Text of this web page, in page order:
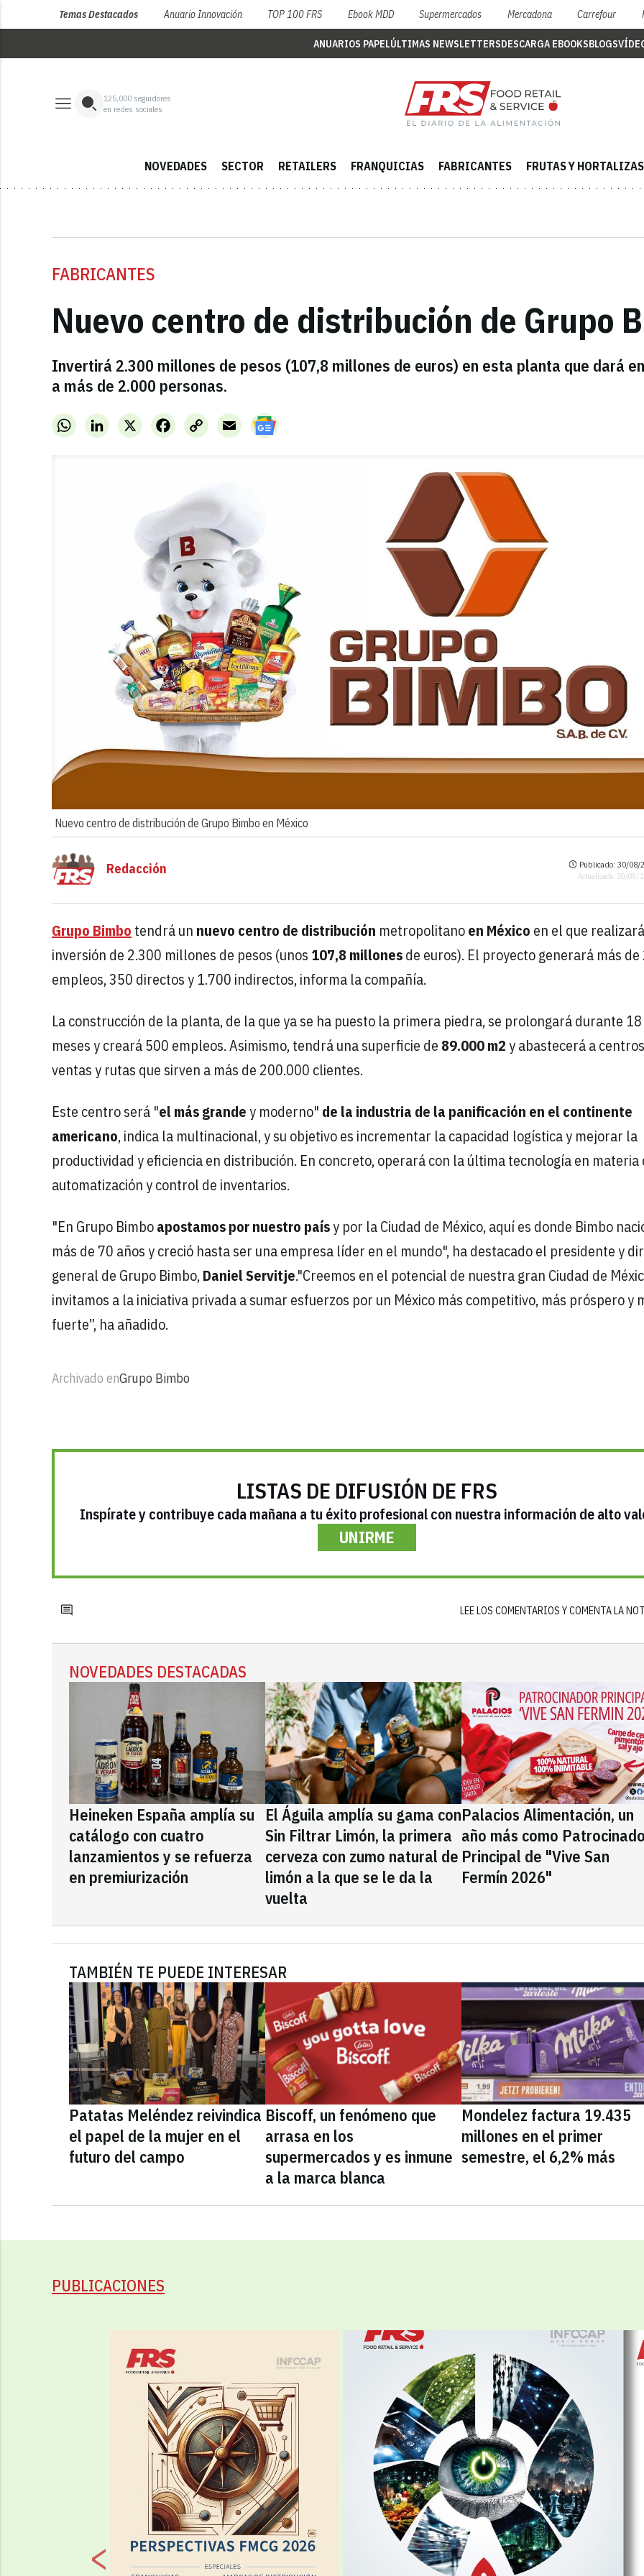
Temas Destacados Anuario Innovación TOP 100 FRS Ebook MDD Supermercados Mercadona Carrefour
ANUARIOS PAPELÚLTIMAS NEWSLETTERSDESCARGA EBOOKSBLOGS
125,000 seguidores
en redes sociales
NOVEDADES SECTOR RETAILERS FRANQUICIAS FABRICANTES FRUTAS Y HORTALIZAS
FABRICANTES
Nuevo centro de distribución de Grupo
Invertirá 2.300 millones de pesos (107,8 millones de euros) en esta planta que dará
a más de 2.000 personas.
WhatsAppLinkedInX FacebookCopy
Link
Email
Nuevo centro de distribución de Grupo Bimbo en México
Redacción Publicado: 30/08/
Actualizado: 30/08/
Grupo Bimbo tendrá un nuevo centro de distribución metropolitanoen México en el que
inversión de 2.300 millones de pesos (unos 107,8 millonesde euros). El proyecto generará más de
empleos, 350 directos y 1.700 indirectos, informa la compañía.
La construcción de la planta, de la que ya se ha puesto la primera piedra, se prolongará durante 18
meses y creará 500 empleos. Asimismo, tendrá una superficie de 89.000 m2y abastecerá a
ventas y rutas que sirven a más de 200.000 clientes.
Este centro será "el más grandey moderno" de la industria de la panificación en el continente
americano, indica la multinacional, y su objetivo es incrementar la capacidad logística y mejorar la
productividad y eficiencia en distribución. En concreto, operará con la última tecnología en materia
automatización y control de inventarios.
"En Grupo Bimboapostamos por nuestro paísy por la Ciudad de México, aquí es donde Bimbo
más de 70 años y creció hasta ser una empresa líder en el mundo", ha destacado el presidente y
general de Grupo Bimbo,Daniel Servitje."Creemos en el potencial de nuestra gran Ciudad de
invitamos a la iniciativa privada a sumar esfuerzos por un México más competitivo, más próspero y
fuerte”, ha añadido.
Archivado enGrupo Bimbo
LISTAS DE DIFUSIÓN DE FRS
Inspírate y contribuye cada mañana a tu éxito profesional con nuestra información de alto
UNIRME
LEE LOS COMENTARIOS Y COMENTA LA
NOVEDADES DESTACADAS
Heineken España amplía su
catálogo con cuatro
lanzamientos y se refuerza
en premiurización
El Águila amplía su gama con
Sin Filtrar Limón, la primera
cerveza con zumo natural de
limón a la que se le da la
vuelta
Palacios Alimentación, un
año más como
Principal de "Vive San
Fermín 2026"
TAMBIÉN TE PUEDE INTERESAR
Patatas Meléndez reivindica
el papel de la mujer en el
futuro del campo
Biscoff, un fenómeno que
arrasa en los
supermercados y es inmune
a la marca blanca
Mondelez factura 19.435
millones en el primer
semestre, el 6,2% más
PUBLICACIONES